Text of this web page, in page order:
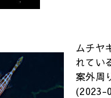
ムチヤ
れてい
案外周
(2023-